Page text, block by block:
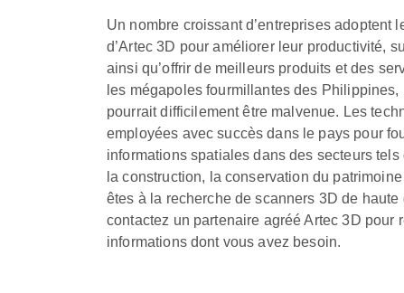
Un nombre croissant d’entreprises adoptent
d’Artec 3D pour améliorer leur productivité,
ainsi qu’offrir de meilleurs produits et des
les mégapoles fourmillantes des Philippines,
pourrait difficilement être malvenue. Les
employées avec succès dans le pays pour
informations spatiales dans des secteurs
la construction, la conservation du
êtes à la recherche de scanners 3D de
contactez un partenaire agréé Artec 3D pour
informations dont vous avez besoin.